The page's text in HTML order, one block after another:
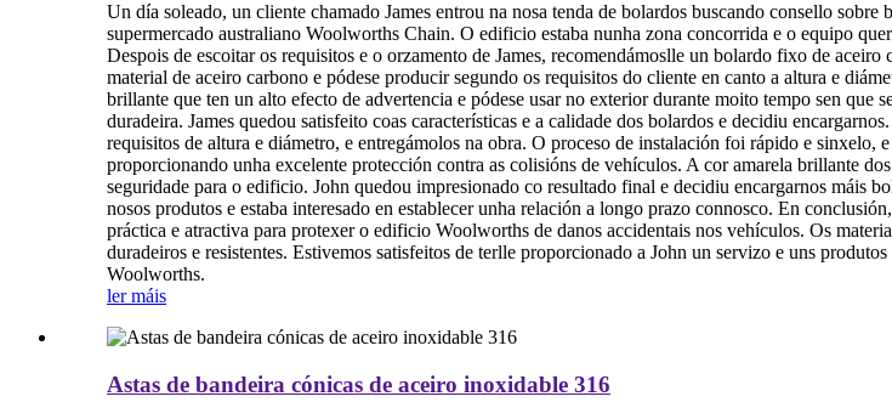
Un día soleado, un cliente chamado James entrou na nosa tenda de bolardos buscando consello
supermercado australiano Woolworths Chain. O edificio estaba nunha zona concorrida e o equipo
Despois de escoitar os requisitos e o orzamento de James, recomendámoslle un bolardo fixo de
material de aceiro carbono e pódese producir segundo os requisitos do cliente en canto a altura e
brillante que ten un alto efecto de advertencia e pódese usar no exterior durante moito tempo sen que
duradeira. James quedou satisfeito coas características e a calidade dos bolardos e decidiu
requisitos de altura e diámetro, e entregámolos na obra. O proceso de instalación foi rápido e
proporcionando unha excelente protección contra as colisións de vehículos. A cor amarela brillante
seguridade para o edificio. John quedou impresionado co resultado final e decidiu encargarnos máis
nosos produtos e estaba interesado en establecer unha relación a longo prazo connosco. En
práctica e atractiva para protexer o edificio Woolworths de danos accidentais nos vehículos. Os
duradeiros e resistentes. Estivemos satisfeitos de terlle proporcionado a John un servizo e uns
Woolworths.
ler máis
Astas de bandeira cónicas de aceiro inoxidable 316